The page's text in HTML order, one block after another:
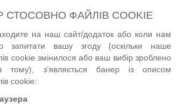
СТОСОВНО ФАЙЛІВ COOKIE
на наш сайт/додаток або коли нам
запитати вашу згоду (оскільки наше
cookie змінилося або ваш вибір зроблено
тому), з’являється банер із описом
cookie: